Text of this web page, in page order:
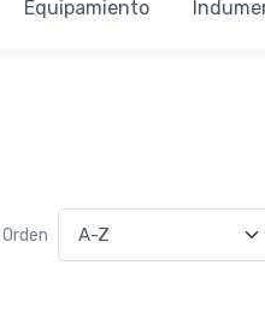
Equipamiento
Orden